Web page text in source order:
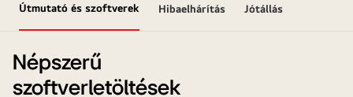
Útmutató és szoftverek Hibaelhárítás Jótállás
Népszerű
szoftverletöltések